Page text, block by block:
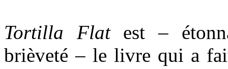
Tortilla Flatest –
brièveté – le livre qui a